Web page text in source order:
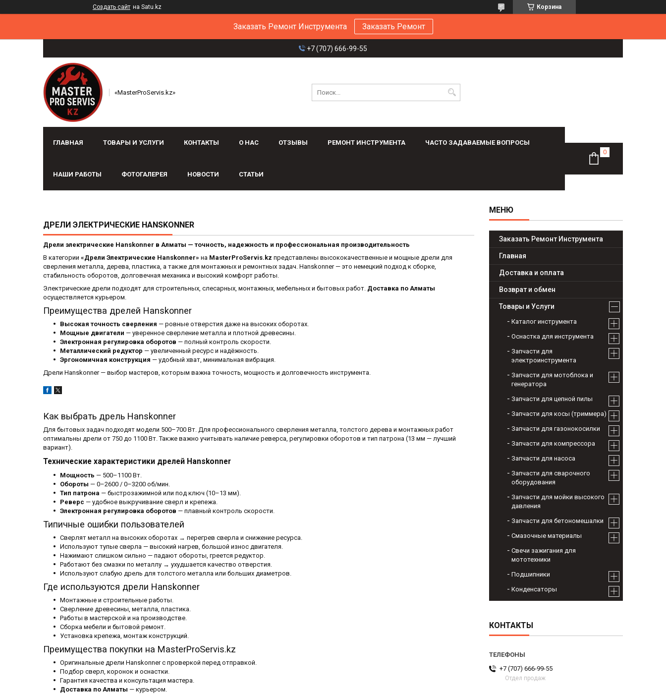
Создать сайт на Satu.kz Корзина
Заказать Ремонт Инструмента Заказать Ремонт
+7 (707) 666-99-55
«MasterProServis.kz»
ГЛАВНАЯ ТОВАРЫ И УСЛУГИ КОНТАКТЫ О НАС ОТЗЫВЫ РЕМОНТ ИНСТРУМЕНТА ЧАСТО ЗАДАВАЕМЫЕ ВОПРОСЫ
НАШИ РАБОТЫ ФОТОГАЛЕРЕЯ НОВОСТИ СТАТЬИ
ДРЕЛИ ЭЛЕКТРИЧЕСКИЕ HANSKONNER
Дрели электрические Hanskonner в Алматы — точность, надежность и профессиональная производительность
В категории «Дрели Электрические Hanskonner» на MasterProServis.kz представлены высококачественные и мощные дрели для
сверления металла, дерева, пластика, а также для монтажных и ремонтных задач. Hanskonner — это немецкий подход к сборке,
стабильность оборотов, долговечная механика и высокий комфорт работы.
Электрические дрели подходят для строительных, слесарных, монтажных, мебельных и бытовых работ. Доставка по Алматы
осуществляется курьером.
Преимущества дрелей Hanskonner
Высокая точность сверления — ровные отверстия даже на высоких оборотах.
Мощные двигатели — уверенное сверление металла и плотной древесины.
Электронная регулировка оборотов — полный контроль скорости.
Металлический редуктор — увеличенный ресурс и надёжность.
Эргономичная конструкция — удобный хват, минимальная вибрация.
Дрели Hanskonner — выбор мастеров, которым важна точность, мощность и долговечность инструмента.
Как выбрать дрель Hanskonner
Для бытовых задач подходят модели 500–700 Вт. Для профессионального сверления металла, толстого дерева и монтажных работ
оптимальны дрели от 750 до 1100 Вт. Также важно учитывать наличие реверса, регулировки оборотов и тип патрона (13 мм — лучший
вариант).
Технические характеристики дрелей Hanskonner
Мощность — 500–1100 Вт.
Обороты — 0–2600 / 0–3200 об/мин.
Тип патрона — быстрозажимной или под ключ (10–13 мм).
Реверс — удобное выкручивание сверл и крепежа.
Электронная регулировка оборотов — плавный контроль скорости.
Типичные ошибки пользователей
Сверлят металл на высоких оборотах → перегрев сверла и снижение ресурса.
Используют тупые сверла — высокий нагрев, большой износ двигателя.
Нажимают слишком сильно — падают обороты, греется редуктор.
Работают без смазки по металлу → ухудшается качество отверстия.
Используют слабую дрель для толстого металла или больших диаметров.
Где используются дрели Hanskonner
Монтажные и строительные работы.
Сверление древесины, металла, пластика.
Работы в мастерской и на производстве.
Сборка мебели и бытовой ремонт.
Установка крепежа, монтаж конструкций.
Преимущества покупки на MasterProServis.kz
Оригинальные дрели Hanskonner с проверкой перед отправкой.
Подбор сверл, коронок и оснастки.
Гарантия качества и консультация мастера.
Доставка по Алматы — курьером.
Заказать Ремонт Инструмента
Главная
Доставка и оплата
Возврат и обмен
Товары и Услуги
Каталог инструмента
Оснастка для инструмента
Запчасти для
электроинструмента
Запчасти для мотоблока и
генератора
Запчасти для цепной пилы
Запчасти для косы (триммера)
Запчасти для газонокосилки
Запчасти для компрессора
Запчасти для насоса
Запчасти для сварочного
оборудования
Запчасти для мойки высокого
давления
Запчасти для бетономешалки
Смазочные материалы
Свечи зажигания для
мототехники
Подшипники
Конденсаторы
КОНТАКТЫ
+7 (707) 666-99-55
Отдел продаж